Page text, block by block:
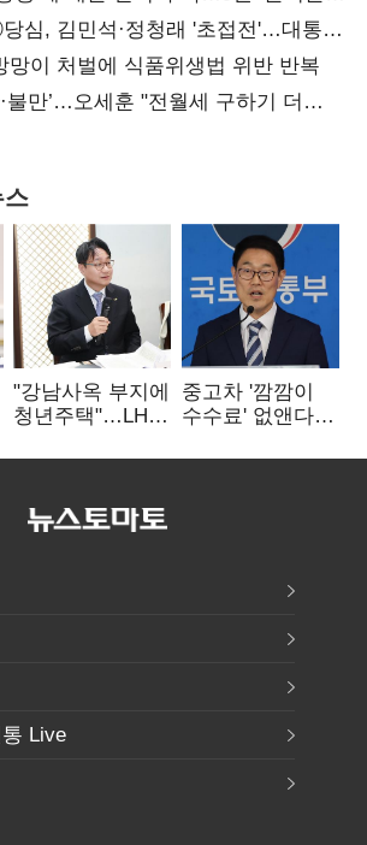
심, 김민석·정청래 '초접전'…대통령
'(종합)
이 처벌에 식품위생법 위반 반복
불만’…오세훈 "전월세 구하기 더
"강남사옥 부지에
청년주택"…LH도
중고차 '깜깜이
수수료' 없앤다…
생기면 환불
Live